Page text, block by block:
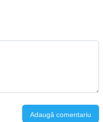
Adaugă comentariu